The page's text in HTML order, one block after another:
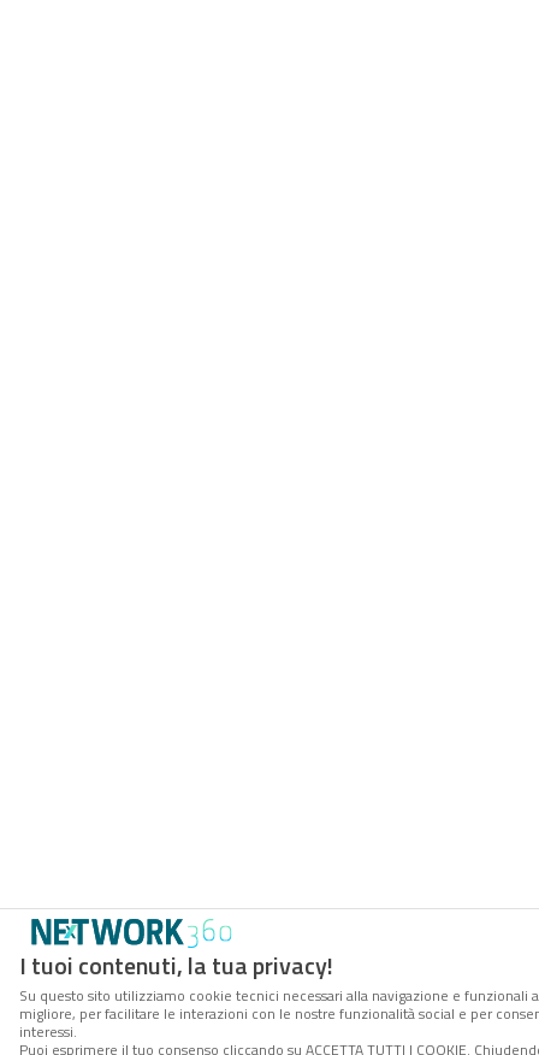
I tuoi contenuti, la tua privacy!
Su questo sito utilizziamo cookie tecnici necessari alla navigazione e
migliore, per facilitare le interazioni con le nostre funzionalità social e per
interessi.
Puoi esprimere il tuo consenso cliccando su ACCETTA TUTTI I COOKIE.